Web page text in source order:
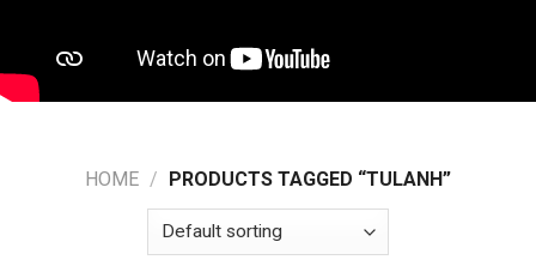
HOME / PRODUCTS TAGGED “TULANH”